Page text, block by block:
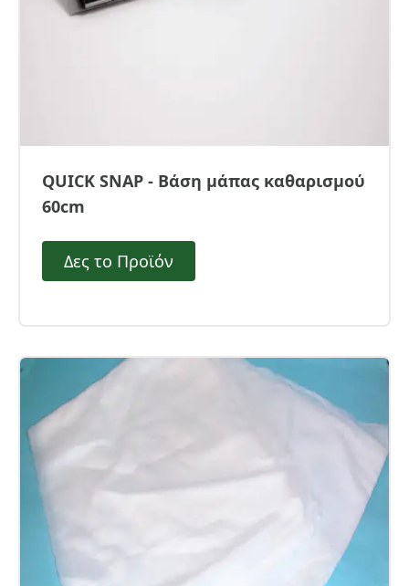
QUICK SNAP - Βάση μάπας καθαρισμού
60cm
Δες το Προϊόν